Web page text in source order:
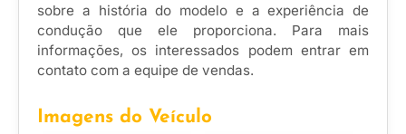
sobre a história do modelo e a experiência de
condução que ele proporciona. Para mais
informações, os interessados podem entrar em
contato com a equipe de vendas.
Imagens do Veículo